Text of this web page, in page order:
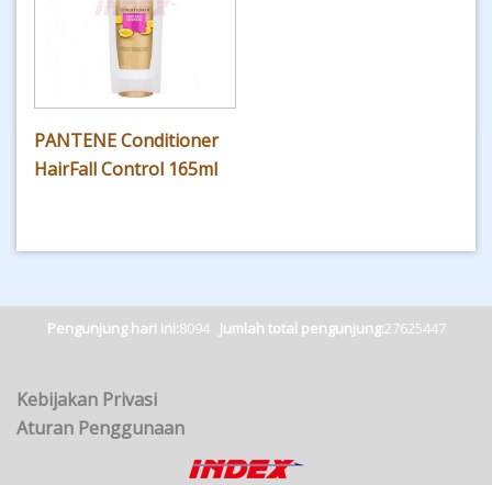
PANTENE Conditioner
HairFall Control 165ml
Pengunjung hari ini:8094 Jumlah total pengunjung:27625447
Kebijakan Privasi
Aturan Penggunaan